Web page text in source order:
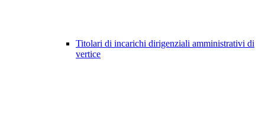
Titolari di incarichi dirigenziali amministrativi di
vertice